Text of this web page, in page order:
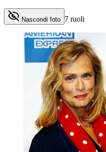
Nascondi foto 7 ruoli